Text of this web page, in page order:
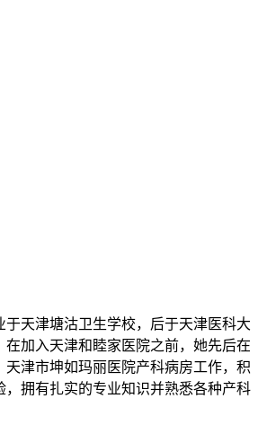
于天津塘沽卫生学校，后于天津医科大
在加入天津和睦家医院之前，她先后在
天津市坤如玛丽医院产科病房工作，积
，拥有扎实的专业知识并熟悉各种产科